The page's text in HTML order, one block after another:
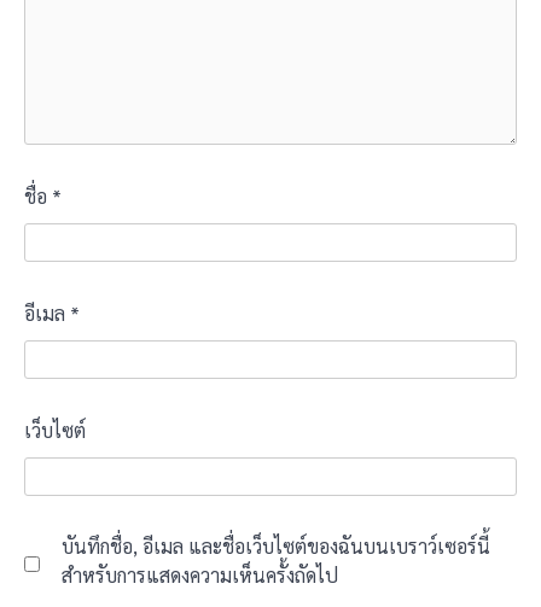
ชื่อ *
อีเมล *
เว็บไซต์
บันทึกชื่อ, อีเมล และชื่อเว็บไซต์ของฉันบนเบราว์เซอร์นี้
สำหรับการแสดงความเห็นครั้งถัดไป